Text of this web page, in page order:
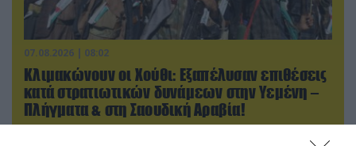
07.08.2026 | 08:02
Κλιμακώνουν οι Χούθι: Eξαπέλυσαν επιθέσεις
κατά στρατιωτικών δυνάμεων στην Υεμένη –
Πλήγματα & στη Σαουδική Αραβία!